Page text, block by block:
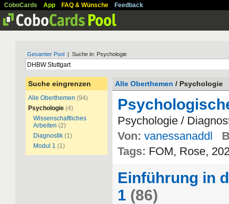
CoboCards App FAQ & Wünsche Feedback
Gesamter Pool | Suche in: Psychologie
Suche eingrenzen
Alle Oberthemen (94)
Psychologie (4)
Wissenschaftliches
Arbeiten (2)
Diagnostik (1)
Modul 1 (1)
Alle Oberthemen / Psychologie
Psychologie /
Von: vanessanaddl
Tags: FOM, Rose,
Einführung in
1 (86)